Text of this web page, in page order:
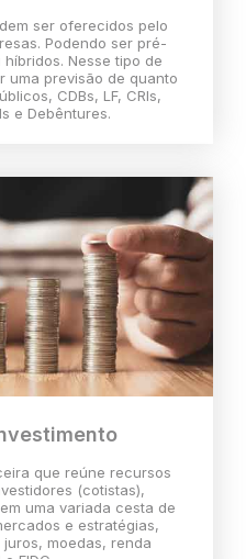
ser oferecidos pelo
Podendo ser pré-
Nesse tipo de
uma previsão de quanto
CDBs, LF, CRIs,
e Debêntures.
que reúne recursos
(cotistas),
uma variada cesta de
e estratégias,
moedas, renda